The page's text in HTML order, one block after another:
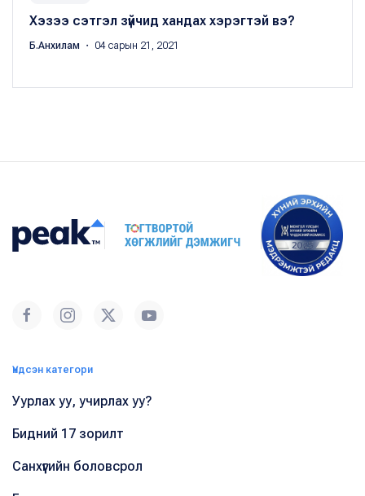
Хэзээ сэтгэл зүйчид хандах хэрэгтэй вэ?
Б.Анхилам ・ 04 сарын 21, 2021
Үндсэн категори
Уурлах уу, учирлах уу?
Бидний 17 зорилт
Санхүүгийн боловсрол